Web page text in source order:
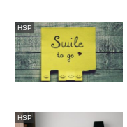
HSP
HSP